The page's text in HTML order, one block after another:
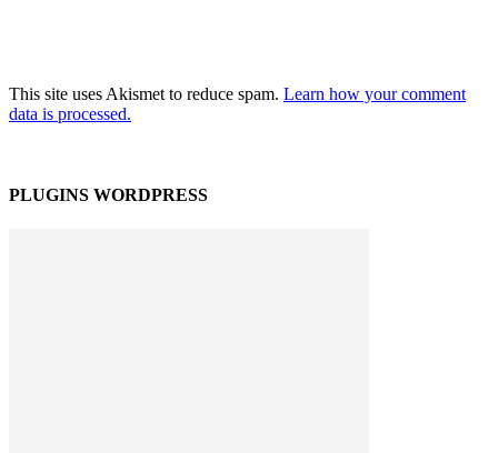
This site uses Akismet to reduce spam. Learn how your comment
data is processed.
PLUGINS WORDPRESS